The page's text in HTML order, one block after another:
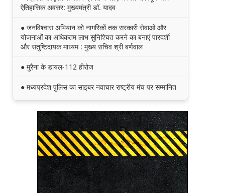
ऐतिहासिक अवसर: मुख्यमंत्री डॉ. यादव
● जनविश्वास अभियान को नागरिकों तक सरकारी सेवाओं और
योजनाओं का अधिकतम लाभ सुनिश्चित करने का बनाएं पारदर्शी
और संतुष्टिदायक माध्यम : मुख्य सचिव श्री बर्णवाल
● मुरैना के डायल-112 हीरोज
● मध्यप्रदेश पुलिस का साइबर नवाचार राष्ट्रीय मंच पर सम्मानित
● तेंदुए के अवैध शिकार एवं तस्करी मामले में एमपी एसटीएसएफ ने
8वें शिकारी को किया गिरफ्तार
● मध्यप्रदेश पॉवर जनरेटिंग कम्पनी के निदेशक (वाणिज्य)
कार्यालय को मिला आईएसओ प्रमाणीकरण